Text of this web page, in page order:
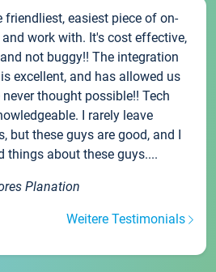
friendliest, easiest piece of on-
work with. It's cost effective,
not buggy!! The integration
excellent, and has allowed us
thought possible!! Tech
I rarely leave
but these guys are good, and I
things about these guys....
Planation
Weitere Testimonials